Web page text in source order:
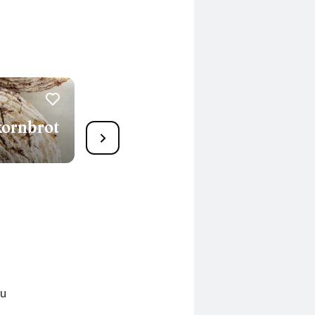
76
Buttermilchstuten
105 Min.